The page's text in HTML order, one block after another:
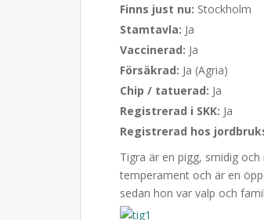
Finns just nu: Stockholm
Stamtavla: Ja
Vaccinerad: Ja
Försäkrad: Ja (Agria)
Chip / tatuerad: Ja
Registrerad i SKK: Ja
Registrerad hos
Tigra är en pigg, smidig
temperament och är en
sedan hon var valp och